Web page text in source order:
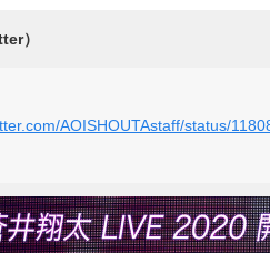
AOISHOUTAstaff/status/